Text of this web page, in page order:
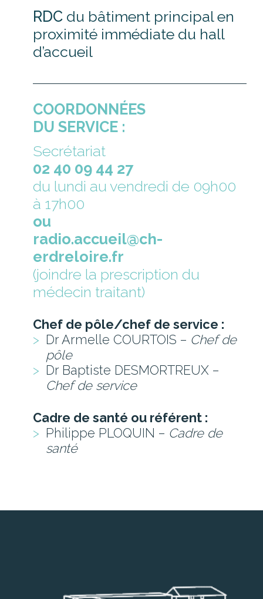
RDC du bâtiment principal en
proximité immédiate du hall
d’accueil
COORDONNÉES
DU SERVICE :
Secrétariat
02 40 09 44 27
du lundi au vendredi de 09h00
à 17h00
ou
radio.accueil@ch-
erdreloire.fr
(joindre la prescription du
médecin traitant)
Chef de pôle/chef de service :
Dr Armelle COURTOIS – Chef de
pôle
Dr Baptiste DESMORTREUX –
Chef de service
Cadre de santé ou référent :
Philippe PLOQUIN – Cadre de
santé